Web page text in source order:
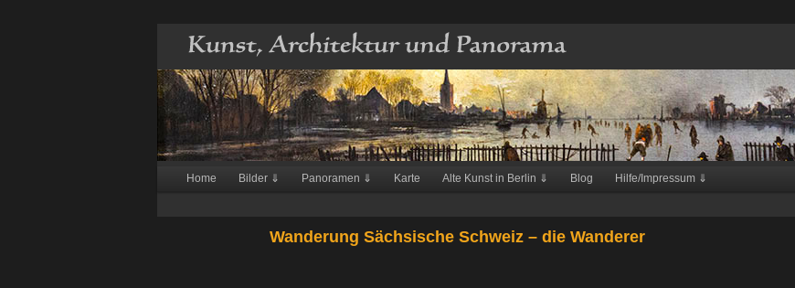
Hauptmenü
Zum
Home Bilder ⇓ Panoramen ⇓ Karte Alte Kunst in Berlin ⇓ Blog Hilfe/Impressum ⇓
Wanderung Sächsische Schweiz – die Wanderer